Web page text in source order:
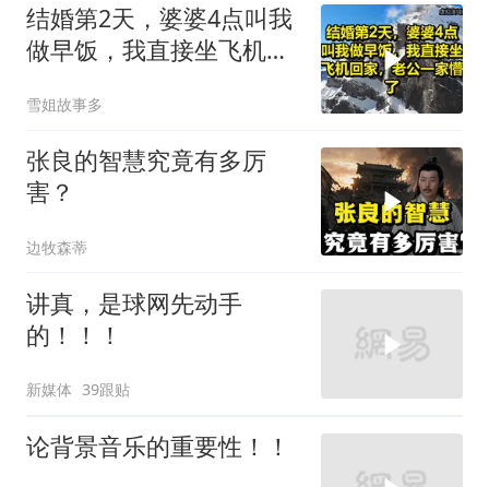
结婚第2天，婆婆4点叫我
做早饭，我直接坐飞机回
雪姐故事多
张良的智慧究竟有多厉
害？
边牧森蒂
讲真，是球网先动手
的！！！
新媒体 39跟贴
论背景音乐的重要性！！